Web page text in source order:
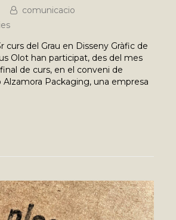
comunicacio
curs del Grau en Disseny Gràfic de
Olot han participat, des del mes
de curs, en el conveni de
Alzamora Packaging, una empresa